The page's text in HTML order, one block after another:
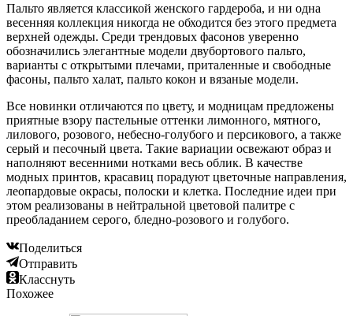
Пальто является классикой женского гардероба, и ни одна
весенняя коллекция никогда не обходится без этого предмета
верхней одежды. Среди трендовых фасонов уверенно
обозначились элегантные модели двубортового пальто,
варианты с открытыми плечами, приталенные и свободные
фасоны, пальто халат, пальто кокон и вязаные модели.
Все новинки отличаются по цвету, и модницам предложены
приятные взору пастельные оттенки лимонного, мятного,
лилового, розового, небесно-голубого и персикового, а также
серый и песочный цвета. Такие вариации освежают образ и
наполняют весенними нотками весь облик. В качестве
модных принтов, красавиц порадуют цветочные направления,
леопардовые окрасы, полоски и клетка. Последние идеи при
этом реализованы в нейтральной цветовой палитре с
преобладанием серого, бледно-розового и голубого.
Поделиться
Отправить
Класснуть
Похожее